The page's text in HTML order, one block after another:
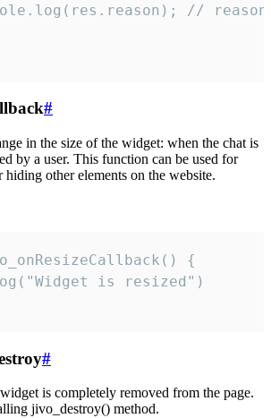
//
#
in the size of the widget: when the chat is
by a user. This function can be used for
other elements on the website.
{
is resized")
#
is completely removed from the page.
jivo_destroy() method.